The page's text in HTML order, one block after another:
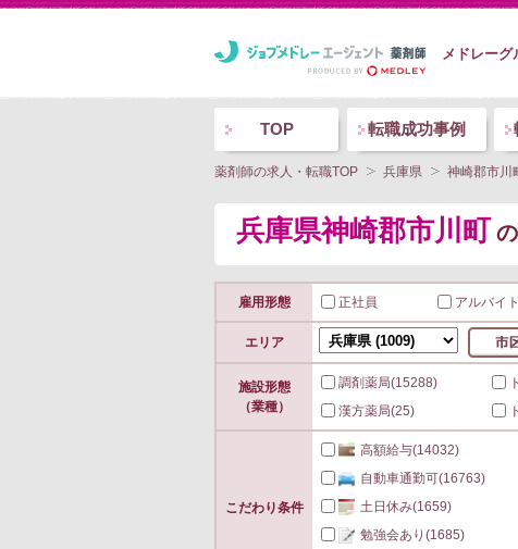
メドレーグ
TOP 転職成功事例
薬剤師の求人・転職TOP 兵庫県 神崎郡市川
兵庫県神崎郡市川町
雇用形態 正社員 アルバイ
エリア
施設形態
（業種）
調剤薬局(15288)
漢方薬局(25)
こだわり条件
高額給与(14032)
自動車通勤可(16763)
土日休み(1659)
勉強会あり (1685)